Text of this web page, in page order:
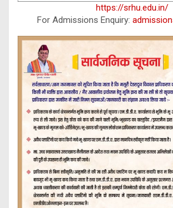
https://srhu.edu.in/
For Admissions Enquiry: